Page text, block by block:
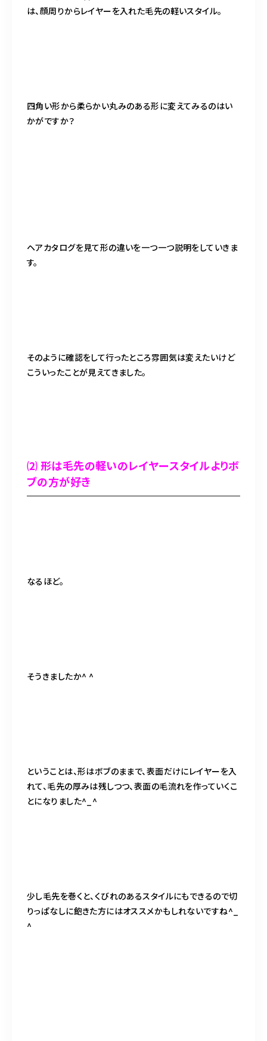
は、顔周りからレイヤーを入れた毛先の軽いスタイル。
四角い形から柔らかい丸みのある形に変えてみるのはい
かがですか？
ヘアカタログを見て形の違いを一つ一つ説明をしていきま
す。
そのように確認をして行ったところ雰囲気は変えたいけど
こういったことが見えてきました。
⑵ 形は毛先の軽いのレイヤースタイルよりボ
ブの方が好き
なるほど。
そうきましたか^ ^
ということは、形はボブのままで、表面だけにレイヤーを入
れて、毛先の厚みは残しつつ、表面の毛流れを作っていくこ
とになりました^_^
少し毛先を巻くと、くびれのあるスタイルにもできるので切
りっぱなしに飽きた方にはオススメかもしれないですね^_
^